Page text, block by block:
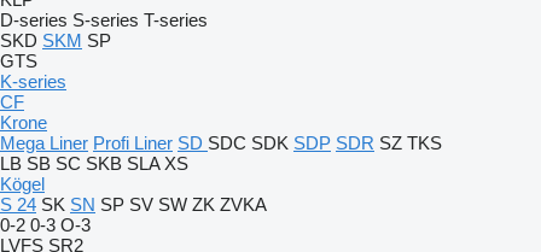
D-series S-series T-series
SKD SKM SP
GTS
K-series
CF
Krone
Mega Liner Profi Liner SD SDC SDK SDP SDR SZ TKS
LB SB SC SKB SLA XS
Kögel
S 24 SK SN SP SV SW ZK ZVKA
0-2 0-3 O-3
LVFS SR2